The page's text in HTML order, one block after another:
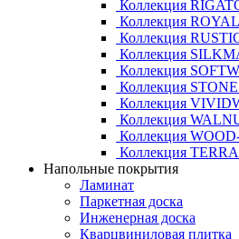
Коллекция
Коллекция
Коллекция
Коллекция
Коллекция
Коллекция
Коллекция
Коллекция
Коллекция
Коллекция
Напольные покрытия
Ламинат
Паркетная доска
Инженерная доска
Кварцвиниловая плитка